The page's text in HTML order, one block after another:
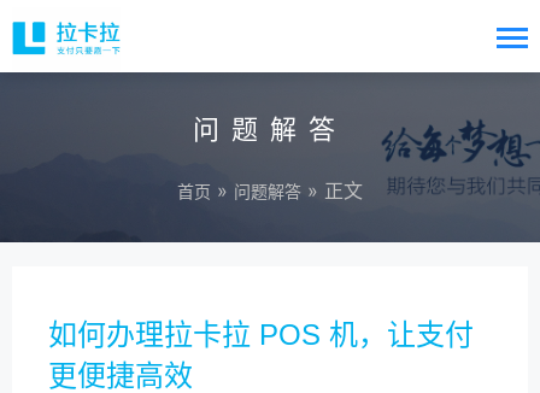
问题解答
首页 » 问题解答 » 正文
如何办理拉卡拉 POS 机，让支付
更便捷高效